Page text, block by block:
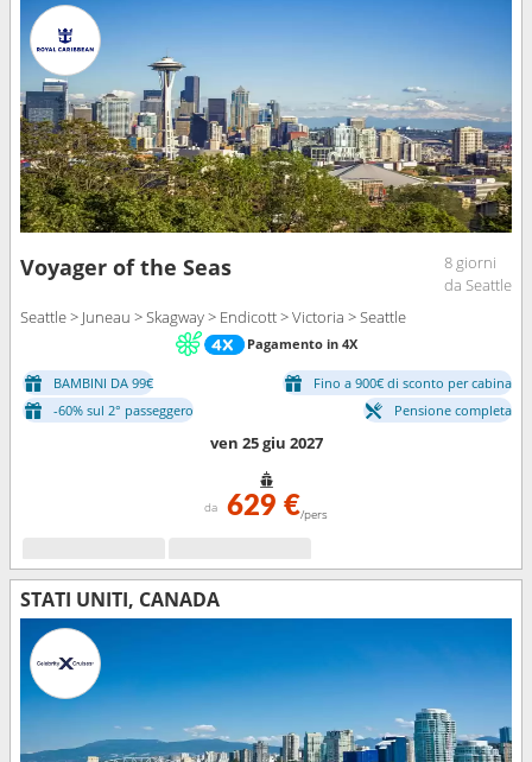
Voyager of the Seas
8 giorni
da Seattle
Seattle > Juneau > Skagway > Endicott > Victoria > Seattle
Pagamento in 4X
BAMBINI DA 99€
Fino a 900€ di sconto per cabina
-60% sul 2° passeggero
Pensione completa
ven 25 giu 2027
da 629 €/pers
STATI UNITI, CANADA